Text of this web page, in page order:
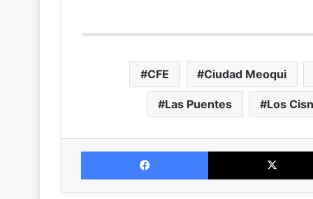
CFE Ciudad Meoqui
Las Puentes Los
Facebook